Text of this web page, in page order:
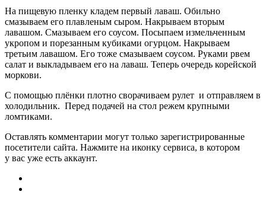
На пищевую пленку кладем первый лаваш. Обильно
смазываем его плавленым сыром. Накрываем вторым
лавашом. Смазываем его соусом. Посыпаем измельченным
укропом и порезанным кубиками огурцом. Накрываем
третьим лавашом. Его тоже смазываем соусом. Руками рвем
салат и выкладываем его на лаваш. Теперь очередь корейской
моркови.
С помощью плёнки плотно сворачиваем рулет и отправляем в
холодильник. Перед подачей на стол режем крупными
ломтиками.
Оставлять комментарии могут только зарегистрированные
посетители сайта. Нажмите на иконку сервиса, в котором
у вас уже есть аккаунт.